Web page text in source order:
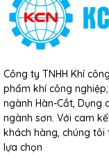
Công ty TNHH Khí
phẩm khí công
ngành Hàn-Cắt, Dụng
ngành sơn. Với cam
khách hàng, chúng
lựa chọn